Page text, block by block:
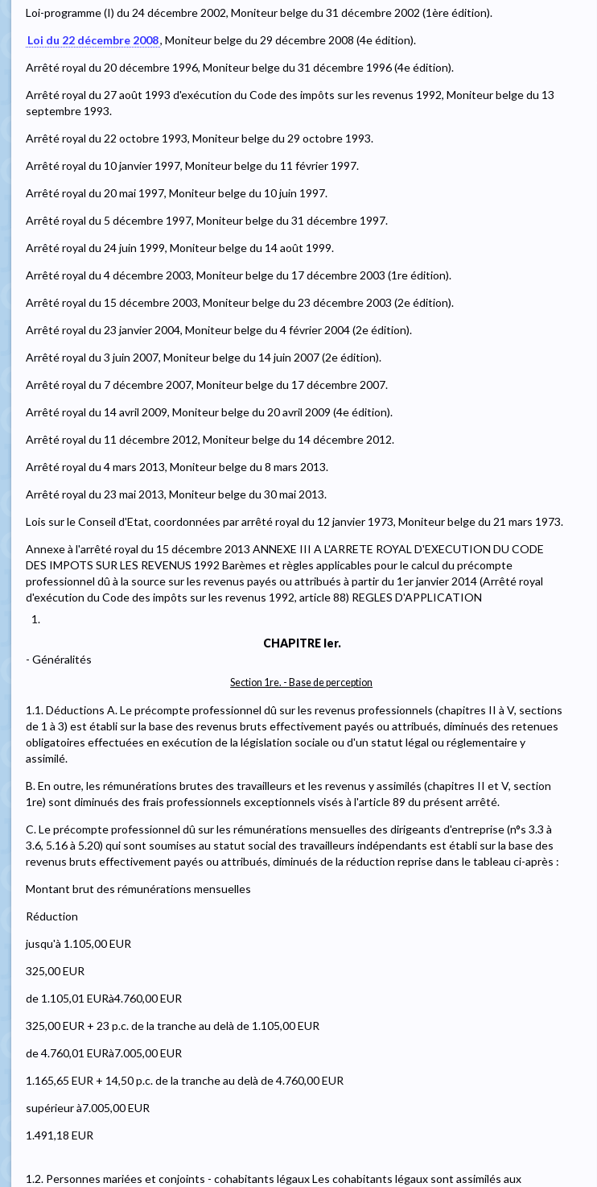
Loi-programme (I) du 24 décembre 2002, Moniteur belge du 31 décembre 2002 (1ère édition).
Loi du 22 décembre 2008, Moniteur belge du 29 décembre 2008 (4e édition).
Arrêté royal du 20 décembre 1996, Moniteur belge du 31 décembre 1996 (4e édition).
Arrêté royal du 27 août 1993 d'exécution du Code des impôts sur les revenus 1992, Moniteur belge du 13
septembre 1993.
Arrêté royal du 22 octobre 1993, Moniteur belge du 29 octobre 1993.
Arrêté royal du 10 janvier 1997, Moniteur belge du 11 février 1997.
Arrêté royal du 20 mai 1997, Moniteur belge du 10 juin 1997.
Arrêté royal du 5 décembre 1997, Moniteur belge du 31 décembre 1997.
Arrêté royal du 24 juin 1999, Moniteur belge du 14 août 1999.
Arrêté royal du 4 décembre 2003, Moniteur belge du 17 décembre 2003 (1re édition).
Arrêté royal du 15 décembre 2003, Moniteur belge du 23 décembre 2003 (2e édition).
Arrêté royal du 23 janvier 2004, Moniteur belge du 4 février 2004 (2e édition).
Arrêté royal du 3 juin 2007, Moniteur belge du 14 juin 2007 (2e édition).
Arrêté royal du 7 décembre 2007, Moniteur belge du 17 décembre 2007.
Arrêté royal du 14 avril 2009, Moniteur belge du 20 avril 2009 (4e édition).
Arrêté royal du 11 décembre 2012, Moniteur belge du 14 décembre 2012.
Arrêté royal du 4 mars 2013, Moniteur belge du 8 mars 2013.
Arrêté royal du 23 mai 2013, Moniteur belge du 30 mai 2013.
Lois sur le Conseil d'Etat, coordonnées par arrêté royal du 12 janvier 1973, Moniteur belge du 21 mars 1973.
Annexe à l'arrêté royal du 15 décembre 2013 ANNEXE III A L'ARRETE ROYAL D'EXECUTION DU CODE
DES IMPOTS SUR LES REVENUS 1992 Barèmes et règles applicables pour le calcul du précompte
professionnel dû à la source sur les revenus payés ou attribués à partir du 1er janvier 2014 (Arrêté royal
d'exécution du Code des impôts sur les revenus 1992, article 88) REGLES D'APPLICATION
1.
CHAPITRE Ier.
- Généralités
Section 1re. - Base de perception
1.1. Déductions A. Le précompte professionnel dû sur les revenus professionnels (chapitres II à V, sections
de 1 à 3) est établi sur la base des revenus bruts effectivement payés ou attribués, diminués des retenues
obligatoires effectuées en exécution de la législation sociale ou d'un statut légal ou réglementaire y
assimilé.
B. En outre, les rémunérations brutes des travailleurs et les revenus y assimilés (chapitres II et V, section
1re) sont diminués des frais professionnels exceptionnels visés à l'article 89 du présent arrêté.
C. Le précompte professionnel dû sur les rémunérations mensuelles des dirigeants d'entreprise (n°s 3.3 à
3.6, 5.16 à 5.20) qui sont soumises au statut social des travailleurs indépendants est établi sur la base des
revenus bruts effectivement payés ou attribués, diminués de la réduction reprise dans le tableau ci-après :
Montant brut des rémunérations mensuelles
Réduction
jusqu'à 1.105,00 EUR
325,00 EUR
de 1.105,01 EURà4.760,00 EUR
325,00 EUR + 23 p.c. de la tranche au delà de 1.105,00 EUR
de 4.760,01 EURà7.005,00 EUR
1.165,65 EUR + 14,50 p.c. de la tranche au delà de 4.760,00 EUR
supérieur à7.005,00 EUR
1.491,18 EUR
1.2. Personnes mariées et conjoints - cohabitants légaux Les cohabitants légaux sont assimilés aux